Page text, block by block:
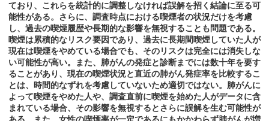
ており、これらを統計的に調整しなければ誤解を招く結論に至る可
能性がある。さらに、調査時点における喫煙者の状況だけを考慮
し、過去の喫煙履歴や長期的な影響を無視することも問題である。
喫煙は累積的なリスク要因であり、過去に長期間喫煙していた人が
現在は喫煙をやめている場合でも、そのリスクは完全には消失しな
い可能性が高い。また、肺がんの発症と診断までには数十年を要す
ることがあり、現在の喫煙状況と直近の肺がん発症率を比較するこ
とは、時間的なずれを考慮していないため適切ではない。肺がんに
よって喫煙をやめた人や、調査直前に喫煙を始めた人がデータに含
まれている場合、その影響を無視するとさらに誤解を生む可能性が